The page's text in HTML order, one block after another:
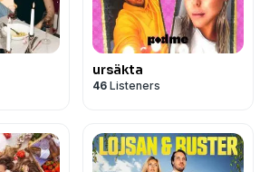
ursäkta
46 Listeners